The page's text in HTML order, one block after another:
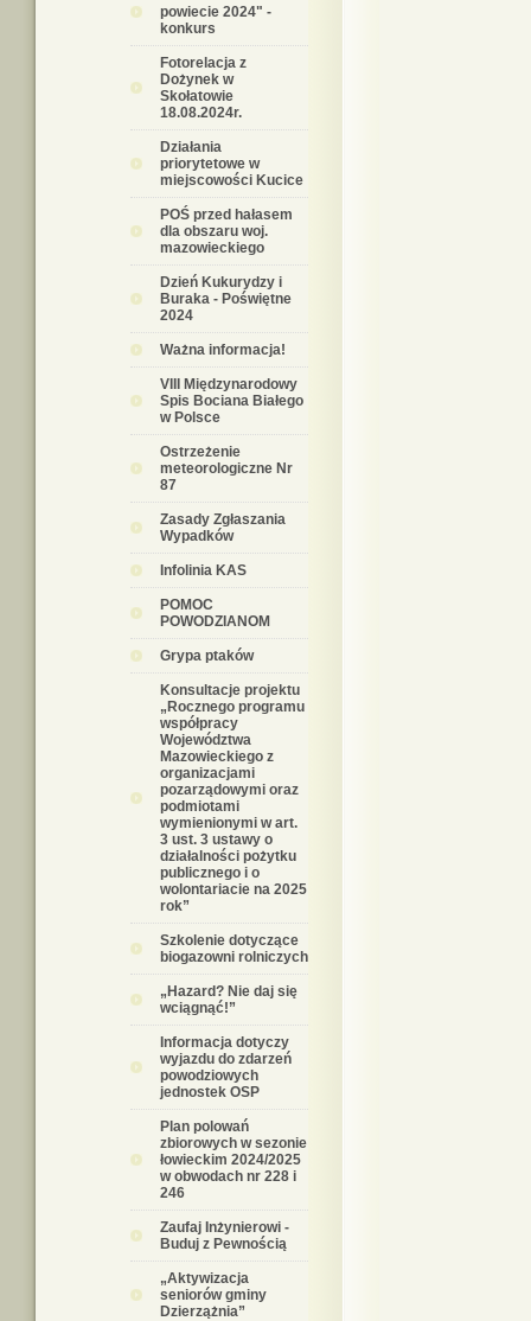
powiecie 2024" -
konkurs
Fotorelacja z
Dożynek w
Skołatowie
18.08.2024r.
Działania
priorytetowe w
miejscowości Kucice
POŚ przed hałasem
dla obszaru woj.
mazowieckiego
Dzień Kukurydzy i
Buraka - Poświętne
2024
Ważna informacja!
VIII Międzynarodowy
Spis Bociana Białego
w Polsce
Ostrzeżenie
meteorologiczne Nr
87
Zasady Zgłaszania
Wypadków
Infolinia KAS
POMOC
POWODZIANOM
Grypa ptaków
Konsultacje projektu
„Rocznego programu
współpracy
Województwa
Mazowieckiego z
organizacjami
pozarządowymi oraz
podmiotami
wymienionymi w art.
3 ust. 3 ustawy o
działalności pożytku
publicznego i o
wolontariacie na 2025
rok”
Szkolenie dotyczące
biogazowni rolniczych
„Hazard? Nie daj się
wciągnąć!”
Informacja dotyczy
wyjazdu do zdarzeń
powodziowych
jednostek OSP
Plan polowań
zbiorowych w sezonie
łowieckim 2024/2025
w obwodach nr 228 i
246
Zaufaj Inżynierowi -
Buduj z Pewnością
„Aktywizacja
seniorów gminy
Dzierzążnia”